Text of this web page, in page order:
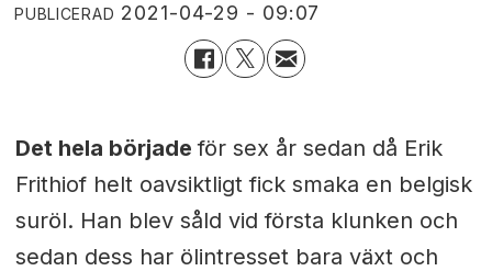
PUBLICERAD 2021-04-29 - 09:07
Det hela börjadeför sex år sedan då Erik
Frithiof helt oavsiktligt fick smaka en belgisk
suröl. Han blev såld vid första klunken och
sedan dess har ölintresset bara växt och